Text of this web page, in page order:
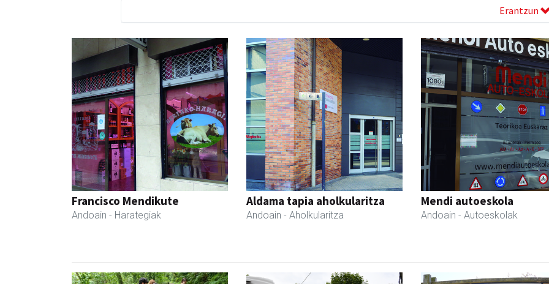
Erantzun
Francisco Mendikute
Andoain - Harategiak
Aldama tapia aholkularitza
Andoain - Aholkularitza
Mendi autoeskola
Andoain - Autoeskolak